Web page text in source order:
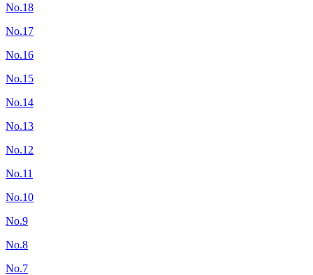
No.18
No.17
No.16
No.15
No.14
No.13
No.12
No.11
No.10
No.9
No.8
No.7